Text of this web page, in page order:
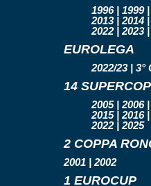
1996 | 1999
2013 | 2014
2022 | 2023
EUROLEGA
2022/23 | 3°
14
2005 | 2006
2015 | 2016
2022 | 2025
2 COPPA
2001 | 2002
1 EUROCUP